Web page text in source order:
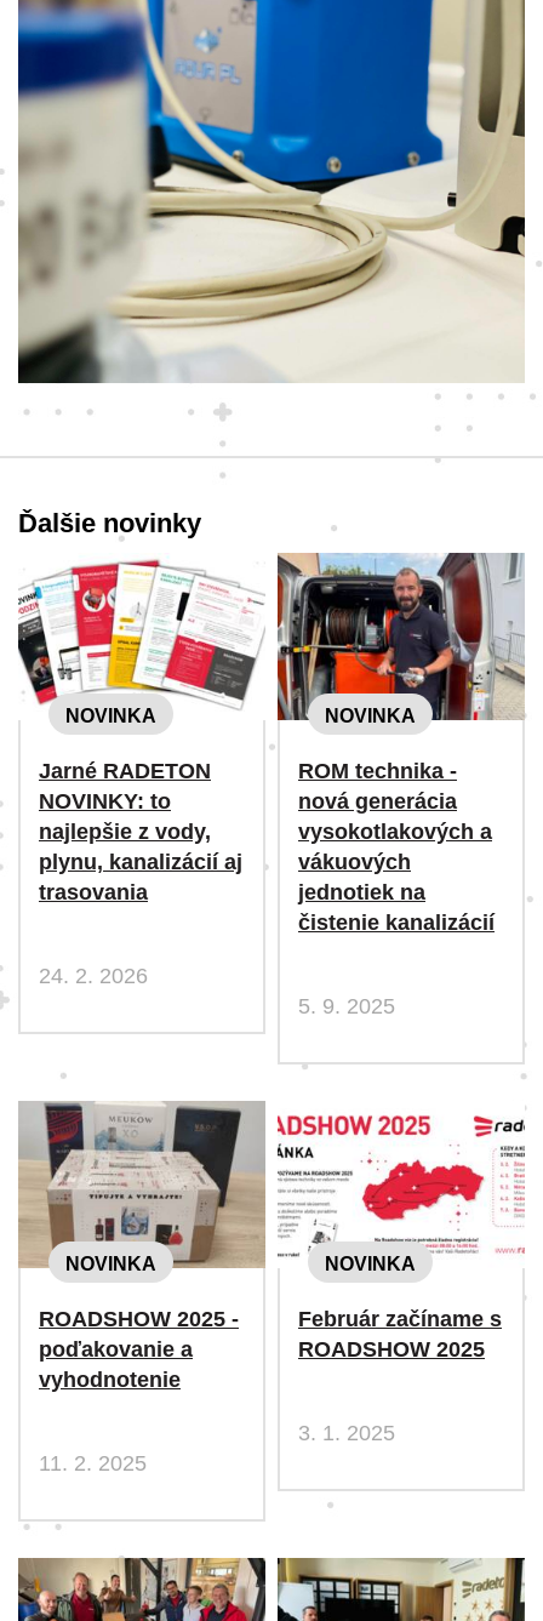
Ďalšie novinky
NOVINKA
Jarné RADETON
NOVINKY: to
najlepšie z vody,
plynu, kanalizácií aj
trasovania
24. 2. 2026
NOVINKA
ROM technika -
nová generácia
vysokotlakových a
vákuových
jednotiek na
čistenie kanalizácií
5. 9. 2025
NOVINKA
ROADSHOW 2025 -
poďakovanie a
vyhodnotenie
11. 2. 2025
NOVINKA
Február začíname s
ROADSHOW 2025
3. 1. 2025